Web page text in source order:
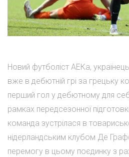
Новий футболіст АЕКа,
вже в дебютній грі за грецьку
перший гол у дебютному для
рамках передсезонної
команда зустрілася в
нідерландським клубом Де
перемогу в цьому поєдинку з